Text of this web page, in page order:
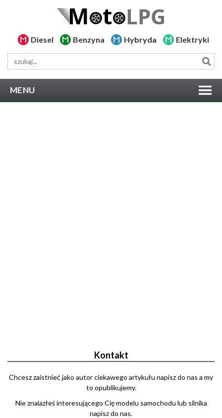
Diesel Benzyna Hybryda Elektryki
MENU
Kontakt
Chcesz zaistnieć jako autor ciekawego artykułu napisz do nas a my
to opublikujemy.
Nie znalazłeś interesującego Cię modelu samochodu lub silnika
napisz do nas.